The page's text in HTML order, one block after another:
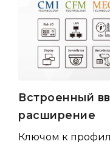
Встроенный
расширение
Ключом к